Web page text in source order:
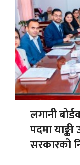
लगानी
पदमा
सरकारको